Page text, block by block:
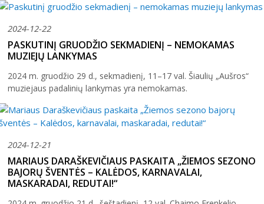
2020 (XVII festivalis)
2018 (XV festivalis)
2024-12-22
PASKUTINĮ GRUODŽIO SEKMADIENĮ – NEMOKAMAS
MUZIEJŲ LANKYMAS
2024 m. gruodžio 29 d., sekmadienį, 11–17 val. Šiaulių „Aušros“
muziejaus padalinių lankymas yra nemokamas.
2024-12-21
MARIAUS DARAŠKEVIČIAUS PASKAITA „ŽIEMOS SEZONO
BAJORŲ ŠVENTĖS – KALĖDOS, KARNAVALAI,
MASKARADAI, REDUTAI!“